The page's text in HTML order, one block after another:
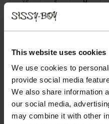
This website uses cookies
We use cookies to
provide social media
We also share information
our social media,
may combine it with other
XS S M
VOIR LE
Payer après coup
Livraison rapide